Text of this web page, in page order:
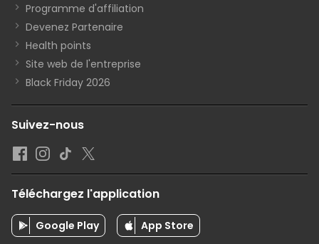
Programme d'affiliation
Devenez Partenaire
Health points
Site web de l'entreprise
Black Friday 2026
Suivez-nous
Téléchargez l'application
Google Play App Store